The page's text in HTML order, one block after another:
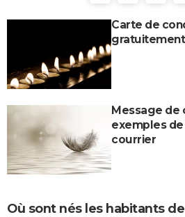
Carte de
Message de
exemples
courrier
Où sont nés les habitants